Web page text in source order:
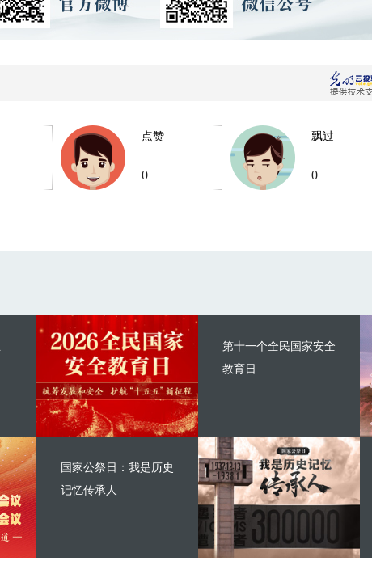
点赞
0
飘过
0
第十一个全民国家安全
教育日
国家公祭日：我是历史
记忆传承人